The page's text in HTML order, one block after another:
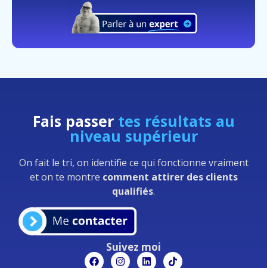
Fais passertes résultats au
niveau supérieur
On fait le tri, on identifie ce qui fonctionne vraiment
et on te montre comment attirer des clients
qualifiés.
Suivez moi